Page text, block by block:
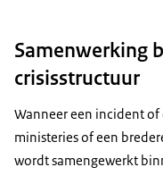
Samenwerking
crisisstructuur
Wanneer een incident of
ministeries of een
wordt samengewerkt